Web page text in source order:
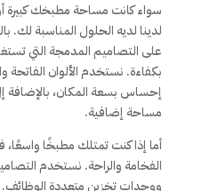
سواء كانت مساحة مطبخك كبيرة
لدينا لديه الحلول المناسبة لك.
على التصاميم المدمجة التي
بكفاءة. نستخدم الألوان الفاتحة
إحساس بسعة المكان، بالإضافة إلى
مساحة إضافية.
أما إذا كنت تمتلك مطبخًا
الفخامة والراحة. نستخدم
ووحدات تخزين متعددة